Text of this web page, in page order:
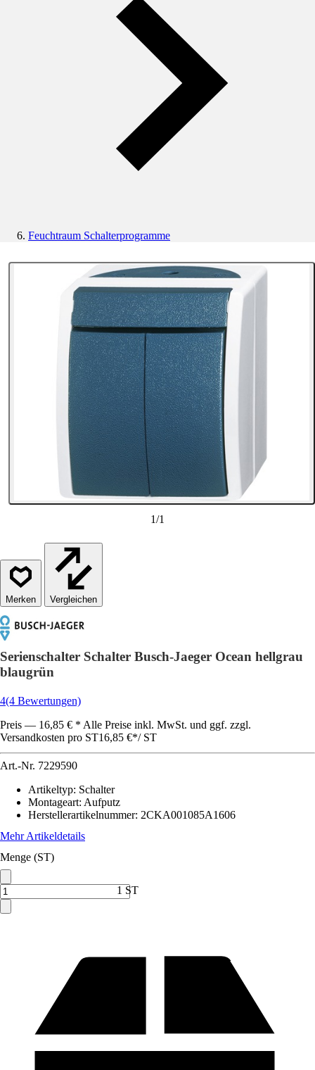
Feuchtraum Schalterprogramme
1/1
Vergleichen
Serienschalter Schalter Busch-Jaeger Ocean hellgrau
blaugrün
4(4 Bewertungen)
Preis — 16,85 € * Alle Preise inkl. MwSt. und ggf. zzgl.
Versandkosten pro ST16,85 €*/ ST
Art.-Nr. 7229590
Artikeltyp: Schalter
Montageart: Aufputz
Herstellerartikelnummer: 2CKA001085A1606
Mehr Artikeldetails
Menge (ST)
1 ST